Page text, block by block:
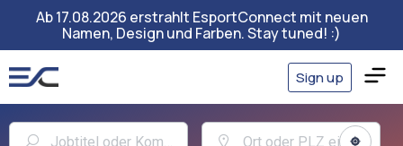
Ab 17.08.2026 erstrahlt EsportConnect mit neuen
Namen, Design und Farben. Stay tuned! :)
Sign up